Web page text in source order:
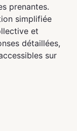
prenantes.
simplifiée
et
détaillées,
sur